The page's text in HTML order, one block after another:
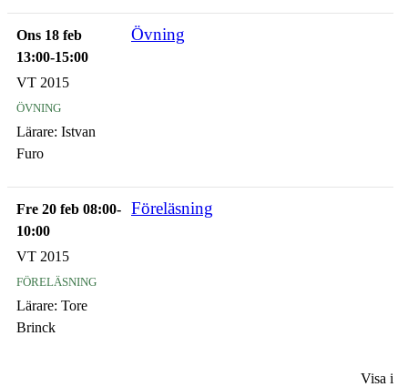
Ons 18 feb
13:00-15:00
Övning
VT 2015
övning
Lärare: Istvan
Furo
Fre 20 feb 08:00-
10:00
Föreläsning
VT 2015
föreläsning
Lärare: Tore
Brinck
Visa i